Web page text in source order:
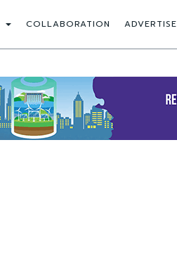
COLLABORATION ADVERTISE